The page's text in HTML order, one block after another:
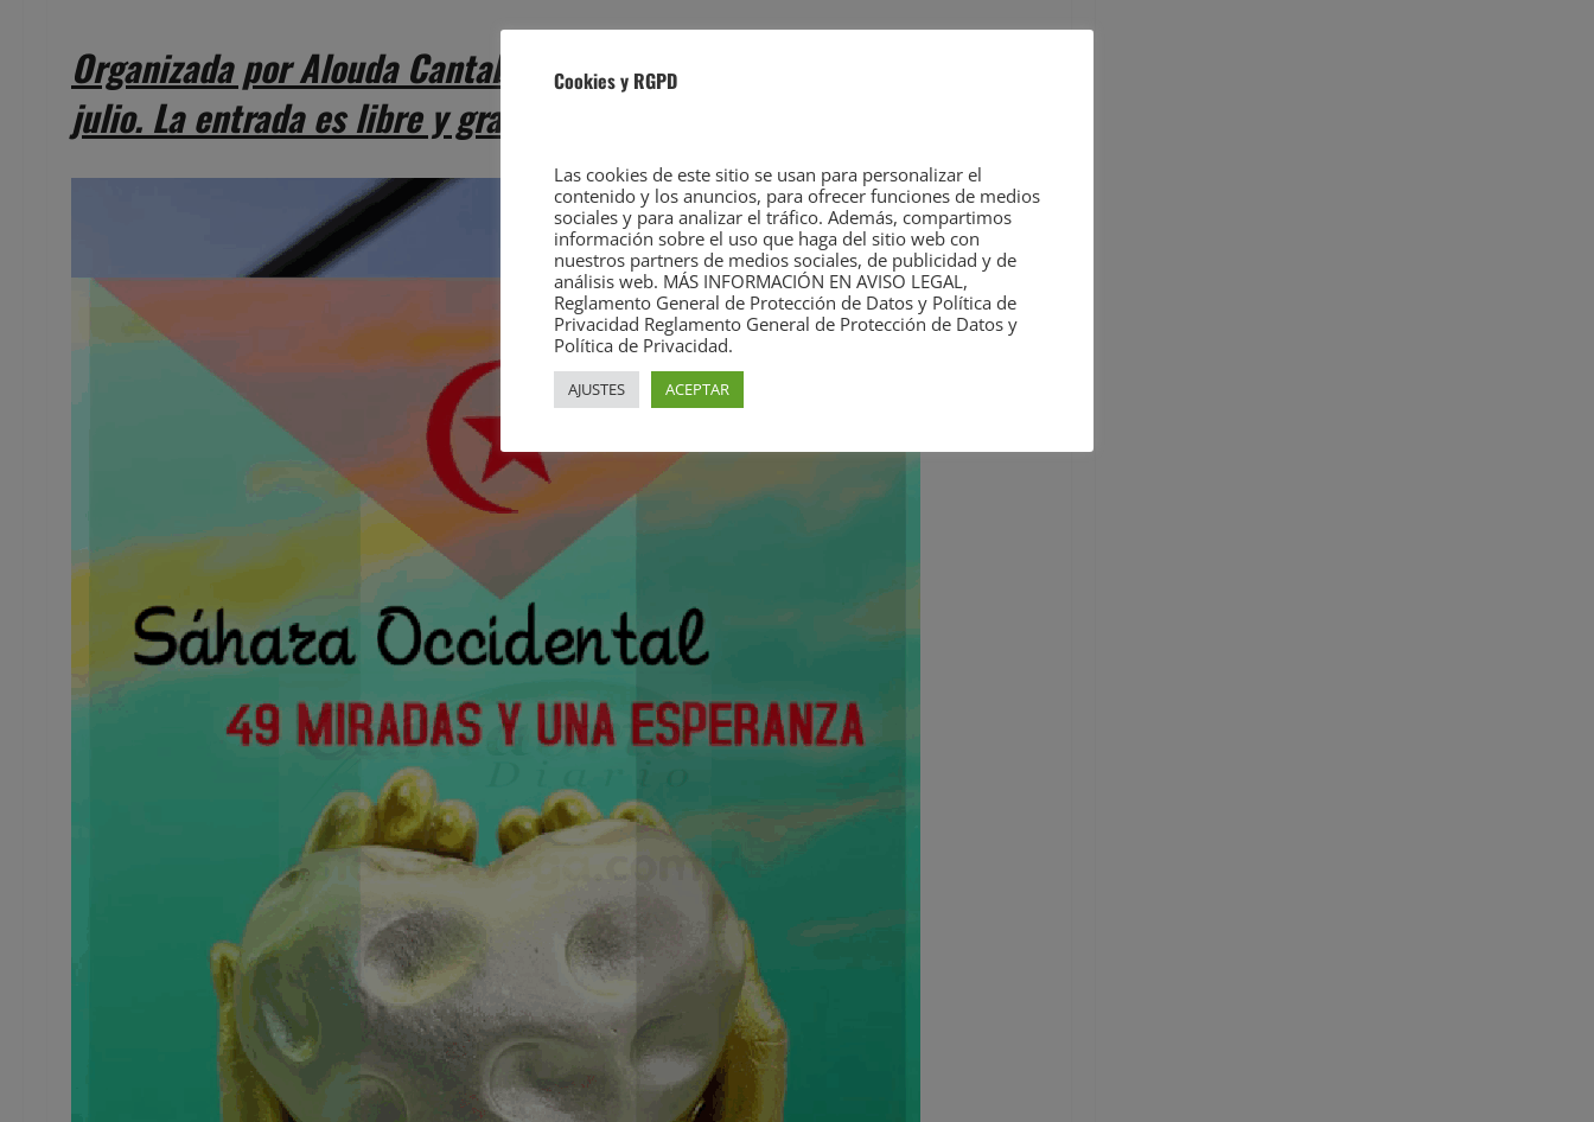
Organizada por Alouda Cantabria, podrá visitarse hasta el 6 de
julio. La entrada es libre y gratuita.
Cookies y RGPD
Las cookies de este sitio se usan para personalizar el
contenido y los anuncios, para ofrecer funciones de medios
sociales y para analizar el tráfico. Además, compartimos
información sobre el uso que haga del sitio web con
nuestros partners de medios sociales, de publicidad y de
análisis web. MÁS INFORMACIÓN EN AVISO LEGAL,
Reglamento General de Protección de Datos y Política de
Privacidad Reglamento General de Protección de Datos y
Política de Privacidad.
AJUSTES ACEPTAR